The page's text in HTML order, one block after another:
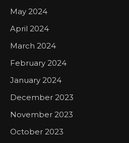
May 2024
April 2024
March 2024
February 2024
January 2024
December 2023
November 2023
October 2023